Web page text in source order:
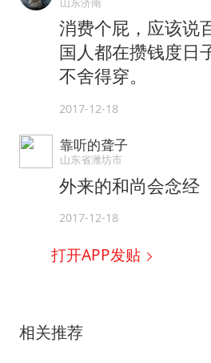
消费个屁，应该说
国人都在攒钱度日
不舍得穿。
2017-12-18
靠听的聋子
山东省潍坊市
外来的和尚会念经
2017-12-18
打开APP发贴
相关推荐